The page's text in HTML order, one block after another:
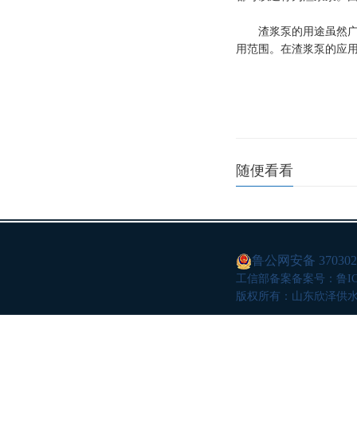
渣浆泵的用途虽然广
用范围。在渣浆泵的应
随便看看
鲁公网安备
工信部备案备案号：鲁
版权所有：山东欣泽供